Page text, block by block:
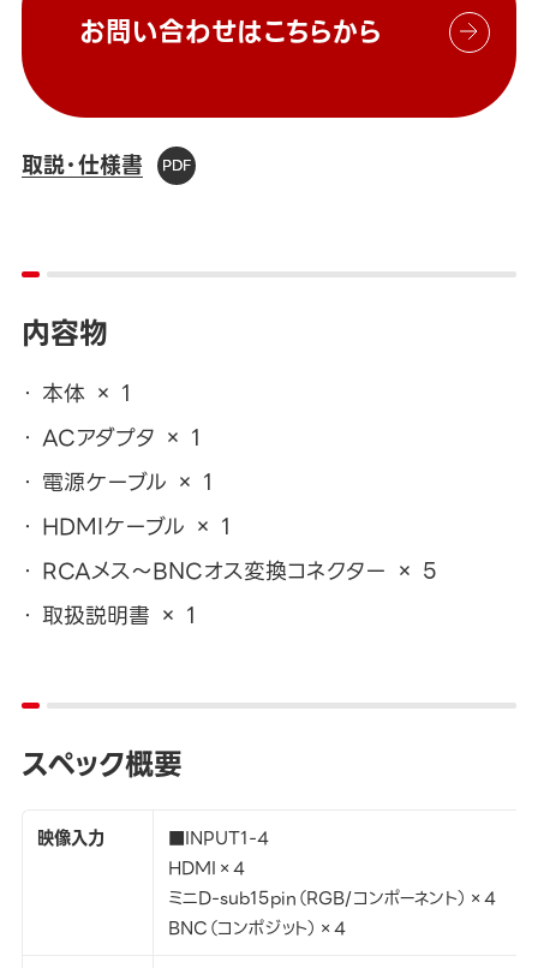
お問い合わせはこちらから
取説・仕様書
内容物
本体 × 1
ACアダプタ × 1
電源ケーブル × 1
HDMIケーブル × 1
RCAメス～BNCオス変換コネクター × 5
取扱説明書 × 1
スペック概要
映像入力
■INPUT1-4
HDMI×4
ミニD-sub15pin（RGB/コンポーネント）×4
BNC（コンポジット）×4